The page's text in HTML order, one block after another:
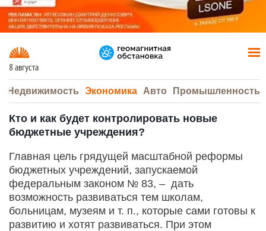
8 августа
Недвижимость Экономика Авто Промышленность
Кто и как будет контролировать новые
бюджетные учреждения?
Главная цель грядущей масштабной реформы
бюджетных учреждений, запускаемой
федеральным законом № 83, – дать
возможность развиваться тем школам,
больницам, музеям и т. п., которые сами готовы к
развитию и хотят развиваться. При этом